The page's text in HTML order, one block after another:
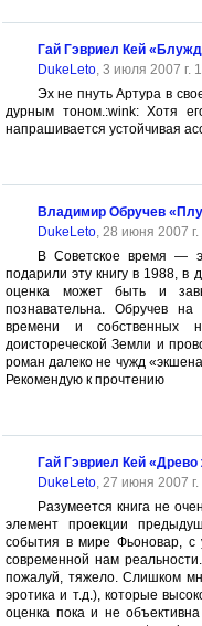
Гай Гэвриел Кей
DukeLeto, 3 июля 2007 г.
Эх не пнуть Артура в
дурным тоном.:wink: Хотя
напрашивается устойчивая
Владимир Обручев
DukeLeto, 28 июня 2007 г.
В Советское время —
подарили эту книгу в 1988, в
оценка может быть и
познавательна. Обручев
времени и собственных
доистореческой Земли и
роман далеко не чужд
Рекомендую к прочтению
Гай Гэвриел Кей «Древо
DukeLeto, 27 июня 2007 г.
Разумеется книга не
элемент проекции
события в мире Фьоновар, с
современной нам
пожалуй, тяжело. Слишком
эротика и т.д.), которые
оценка пока и не